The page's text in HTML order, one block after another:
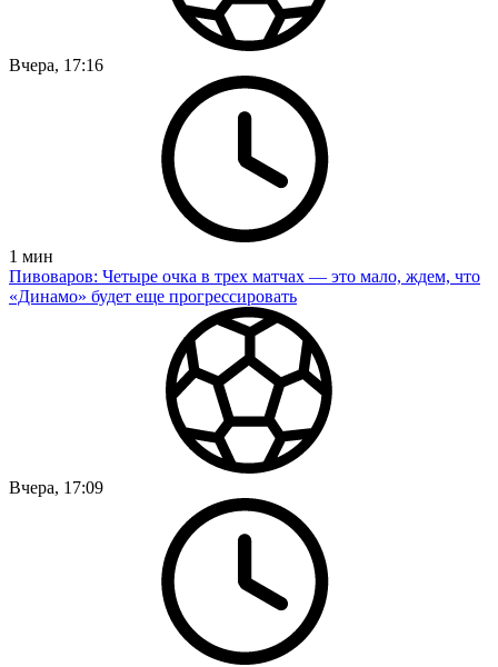
Вчера, 17:16
1 мин
Пивоваров: Четыре очка в трех матчах — это мало, ждем, что
«Динамо» будет еще прогрессировать
Вчера, 17:09